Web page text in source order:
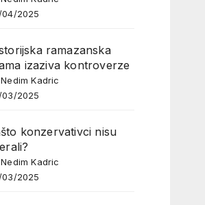
04/2025
ramazanska
izaziva kontroverze
Kadric
03/2025
konzervativci nisu
Kadric
2025